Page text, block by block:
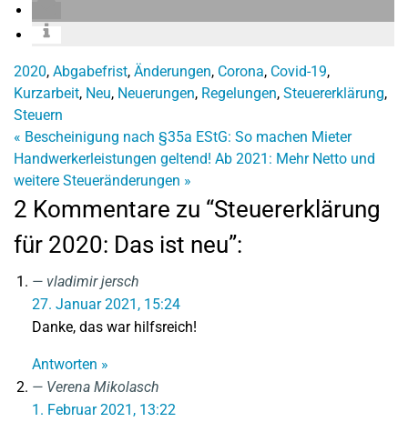
2020, Abgabefrist, Änderungen, Corona, Covid-19,
Kurzarbeit, Neu, Neuerungen, Regelungen, Steuererklärung,
Steuern
« Bescheinigung nach §35a EStG: So machen Mieter
Handwerkerleistungen geltend! Ab 2021: Mehr Netto und
weitere Steueränderungen »
2 Kommentare zu “Steuererklärung
für 2020: Das ist neu”:
vladimir jersch
27. Januar 2021, 15:24
Danke, das war hilfsreich!
Antworten »
Verena Mikolasch
1. Februar 2021, 13:22